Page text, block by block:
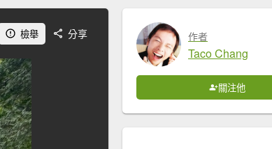
檢舉 分享 作者
Taco Chang
關注他